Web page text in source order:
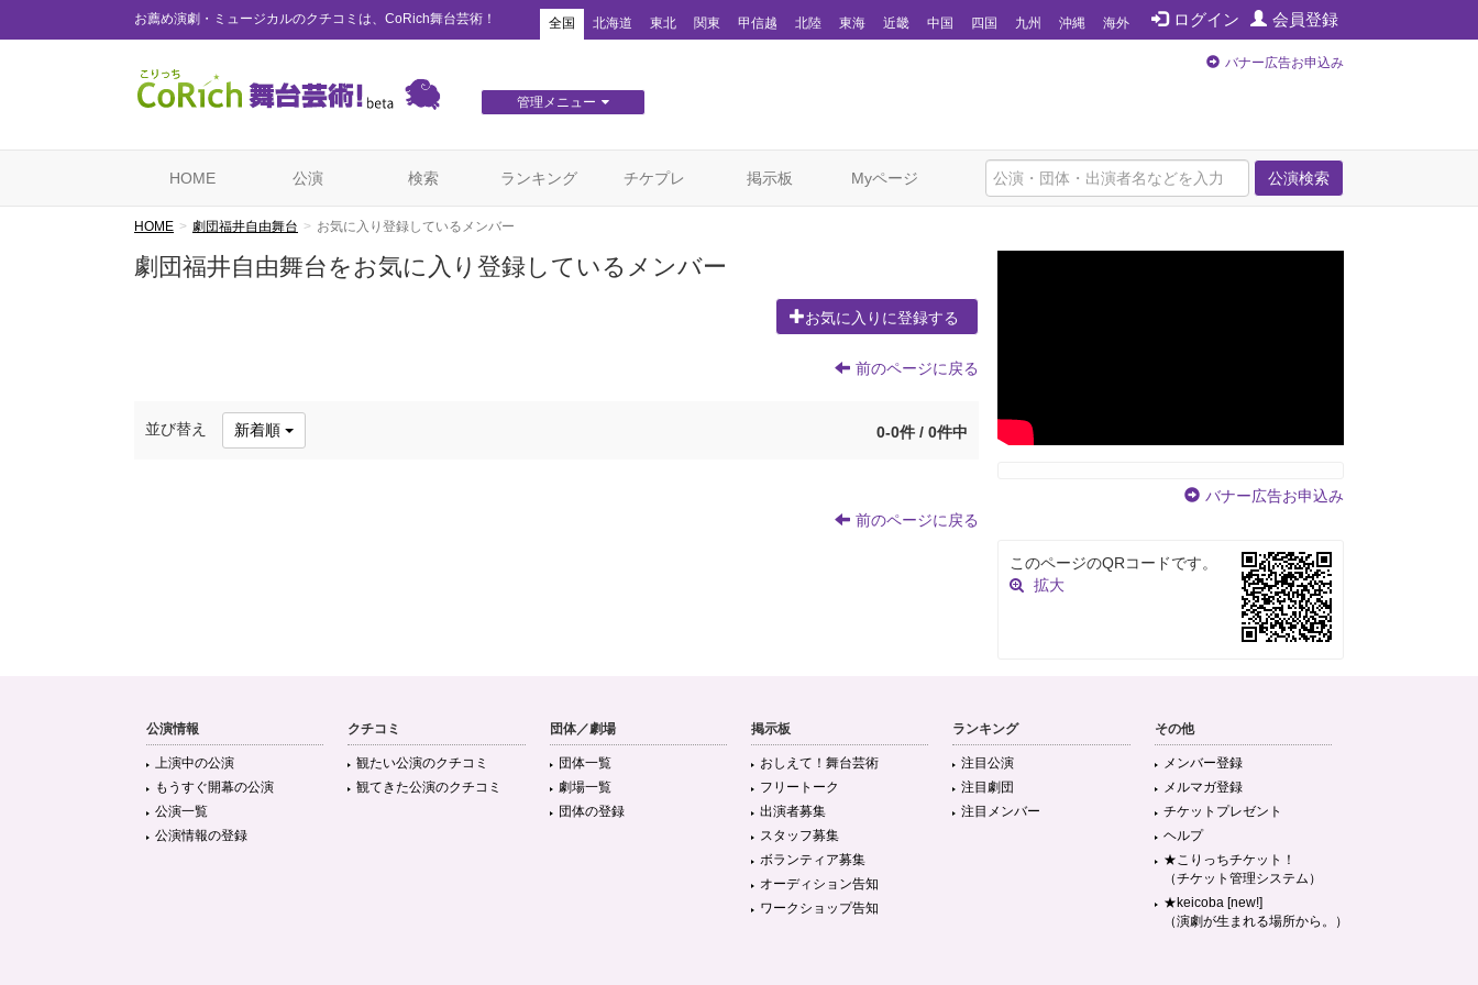
お薦め演劇・ミュージカルのクチコミは、CoRich舞台芸術！ ログイン 会員登録
全国 北海道 東北 関東 甲信越 北陸 東海 近畿 中国 四国 九州 沖縄 海外
管理メニュー
バナー広告お申込み
公演検索
HOME 公演 検索 ランキング チケプレ 掲示板 Myページ
HOME 劇団福井自由舞台 お気に入り登録しているメンバー
劇団福井自由舞台をお気に入り登録しているメンバー
お気に入りに登録する
前のページに戻る
並び替え 新着順 0-0件 / 0件中
前のページに戻る
バナー広告お申込み
このページのQRコードです。
拡大
公演情報
上演中の公演
もうすぐ開幕の公演
公演一覧
公演情報の登録
クチコミ
観たい公演のクチコミ
観てきた公演のクチコミ
団体／劇場
団体一覧
劇場一覧
団体の登録
掲示板
おしえて！舞台芸術
フリートーク
出演者募集
スタッフ募集
ボランティア募集
オーディション告知
ワークショップ告知
ランキング
注目公演
注目劇団
注目メンバー
その他
メンバー登録
メルマガ登録
チケットプレゼント
ヘルプ
★こりっちチケット！
（チケット管理システム）
★keicoba [new!]
（演劇が生まれる場所から。）